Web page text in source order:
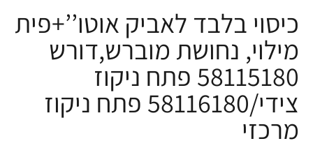
כיסוי בלבד לאביק אוטו’’+פית
מילוי, נחושת מוברש,דורש
58115180 פתח ניקוז
צידי/58116180 פתח ניקוז
מרכזי